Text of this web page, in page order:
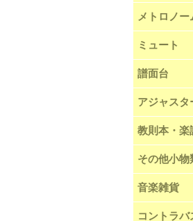
メトロノー
ミュート
譜面台
アジャスタ
教則本・楽
その他小物
音楽雑貨
コントラバ